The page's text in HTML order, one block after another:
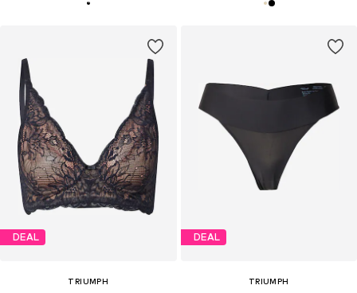
DEAL
TRIUMPH
DEAL
TRIUMPH